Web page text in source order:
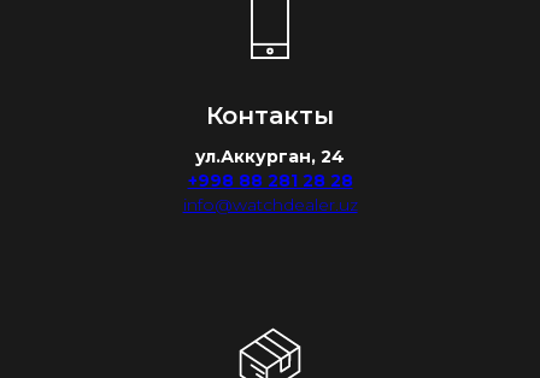
Контакты
ул.Аккурган, 24
+998 88 281 28 28
info@watchdealer.uz